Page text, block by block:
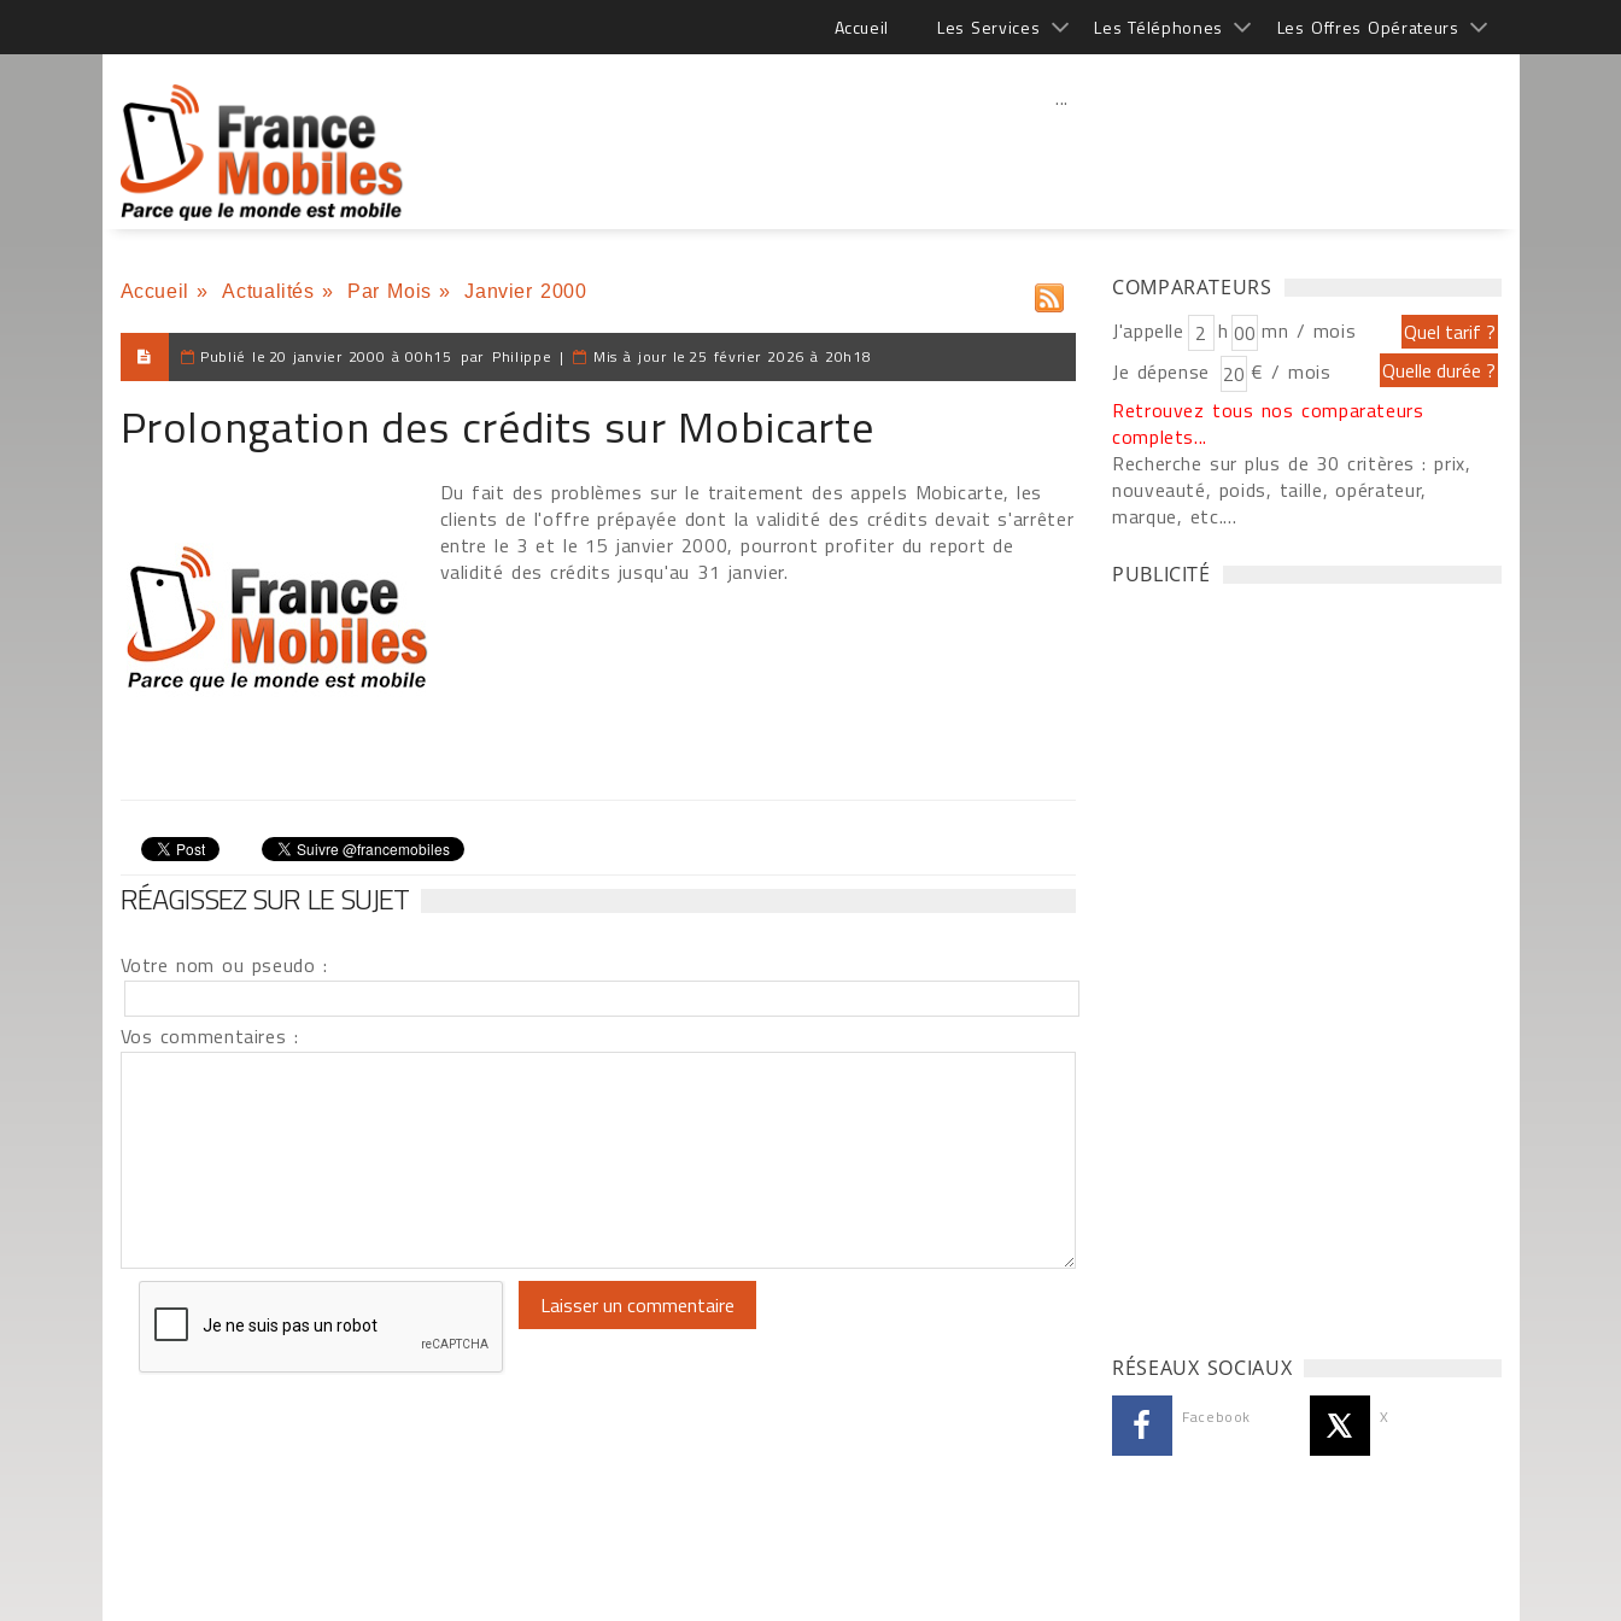
Accueil Les Services Les Téléphones Les Offres Opérateurs
...
Accueil » Actualités » Par Mois » Janvier 2000
Publié le 20 janvier 2000 à 00h15 par Philippe | Mis à jour le 25 février 2026 à 20h18
Prolongation des crédits sur Mobicarte
Du fait des problèmes sur le traitement des appels Mobicarte, les
clients de l'offre prépayée dont la validité des crédits devait s'arrêter
entre le 3 et le 15 janvier 2000, pourront profiter du report de
validité des crédits jusqu'au 31 janvier.
RÉAGISSEZ SUR LE SUJET
Votre nom ou pseudo :
Vos commentaires :
COMPARATEURS
J'appelle h
mn / mois
Je dépense
€ / mois
Retrouvez tous nos comparateurs
complets...
Recherche sur plus de 30 critères : prix,
nouveauté, poids, taille, opérateur,
marque, etc....
PUBLICITÉ
RÉSEAUX SOCIAUX
Facebook X